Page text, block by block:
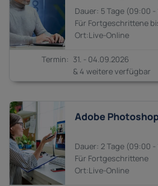
5 Tage 09:00 -
Fortgeschrittene
31. - 04.09.2026
& 4 weitere verfügbar
Adobe
2 Tage 09:00 -
Fortgeschrittene